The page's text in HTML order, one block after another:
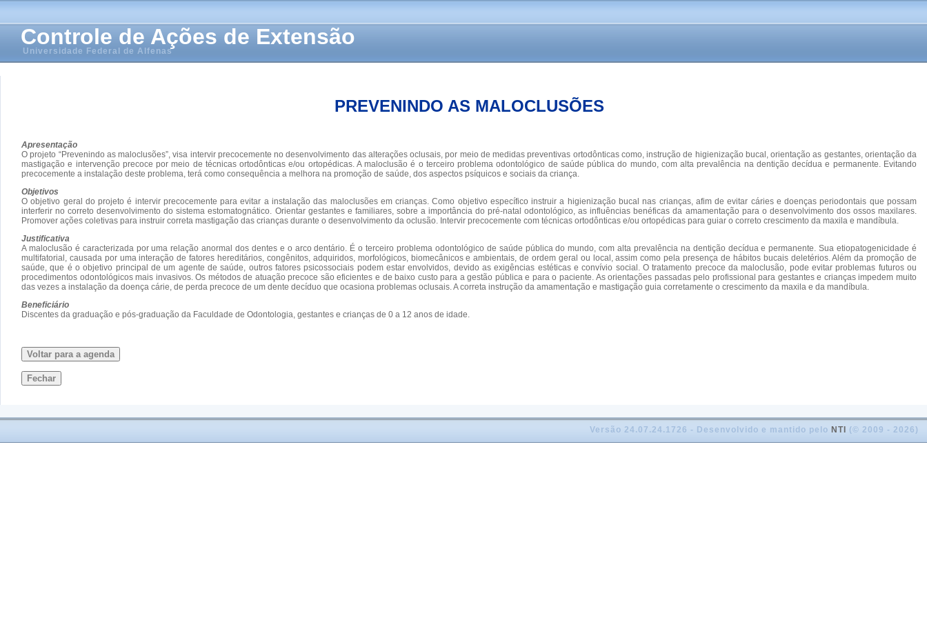
Controle de Ações de Extensão
Universidade Federal de Alfenas
PREVENINDO AS MALOCLUSÕES
Apresentação
O projeto “Prevenindo as maloclusões”, visa intervir precocemente no desenvolvimento das alterações oclusais, por meio de medidas preventivas ortodônticas como, instrução de higienização bucal, orientação as gestantes, orientação da
mastigação e intervenção precoce por meio de técnicas ortodônticas e/ou ortopédicas. A maloclusão é o terceiro problema odontológico de saúde pública do mundo, com alta prevalência na dentição decídua e permanente. Evitando
precocemente a instalação deste problema, terá como consequência a melhora na promoção de saúde, dos aspectos psíquicos e sociais da criança.
Objetivos
O objetivo geral do projeto é intervir precocemente para evitar a instalação das maloclusões em crianças. Como objetivo específico instruir a higienização bucal nas crianças, afim de evitar cáries e doenças periodontais que possam
interferir no correto desenvolvimento do sistema estomatognático. Orientar gestantes e familiares, sobre a importância do pré-natal odontológico, as influências benéficas da amamentação para o desenvolvimento dos ossos maxilares.
Promover ações coletivas para instruir correta mastigação das crianças durante o desenvolvimento da oclusão. Intervir precocemente com técnicas ortodônticas e/ou ortopédicas para guiar o correto crescimento da maxila e mandíbula.
Justificativa
A maloclusão é caracterizada por uma relação anormal dos dentes e o arco dentário. É o terceiro problema odontológico de saúde pública do mundo, com alta prevalência na dentição decídua e permanente. Sua etiopatogenicidade é
multifatorial, causada por uma interação de fatores hereditários, congênitos, adquiridos, morfológicos, biomecânicos e ambientais, de ordem geral ou local, assim como pela presença de hábitos bucais deletérios. Além da promoção de
saúde, que é o objetivo principal de um agente de saúde, outros fatores psicossociais podem estar envolvidos, devido as exigências estéticas e convívio social. O tratamento precoce da maloclusão, pode evitar problemas futuros ou
procedimentos odontológicos mais invasivos. Os métodos de atuação precoce são eficientes e de baixo custo para a gestão pública e para o paciente. As orientações passadas pelo profissional para gestantes e crianças impedem muito
das vezes a instalação da doença cárie, de perda precoce de um dente decíduo que ocasiona problemas oclusais. A correta instrução da amamentação e mastigação guia corretamente o crescimento da maxila e da mandíbula.
Beneficiário
Discentes da graduação e pós-graduação da Faculdade de Odontologia, gestantes e crianças de 0 a 12 anos de idade.
Voltar para a agenda
Fechar
Versão 24.07.24.1726 - Desenvolvido e mantido pelo NTI (© 2009 - 2026)